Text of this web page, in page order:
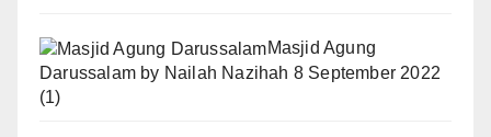
Masjid Agung
Darussalam by Nailah Nazihah 8 September 2022
(1)